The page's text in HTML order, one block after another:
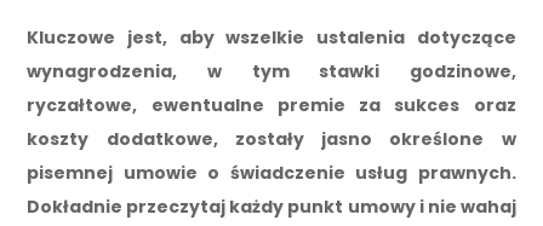
Kluczowe jest, aby wszelkie ustalenia dotyczące
wynagrodzenia, w tym stawki godzinowe,
ryczałtowe, ewentualne premie za sukces oraz
koszty dodatkowe, zostały jasno określone w
pisemnej umowie o świadczenie usług prawnych.
Dokładnie przeczytaj każdy punkt umowy i nie wahaj